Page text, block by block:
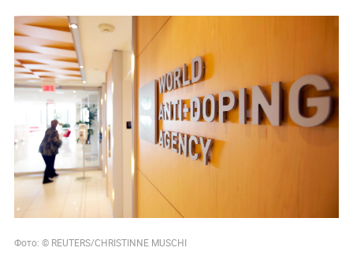
Фото: © REUTERS/CHRISTINNE MUSCHI